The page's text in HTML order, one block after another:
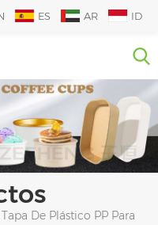
ES AR ID
Tapa De Plástico PP Para